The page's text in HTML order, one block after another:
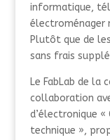
informatique,
électroménager
Plutôt que de
sans frais
Le FabLab de la
collaboration
d’électronique
technique »,